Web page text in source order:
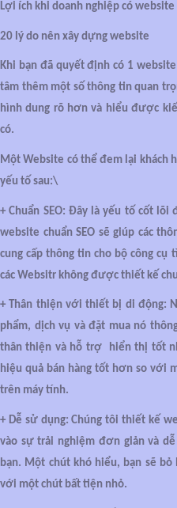
Lợi ích khi doanh nghiệp có website
20 lý do nên xây dựng website
Khi bạn đã quyết định có 1
tâm thêm một số thông tin quan
hình dung rõ hơn và hiểu được
có.
Một Website có thể đem lại khách
yếu tố sau:\
+ Chuẩn SEO: Đây là yếu tố cốt
website chuẩn SEO sẽ giúp các
cung cấp thông tin cho bộ công
các Websitr không được thiết kế
+ Thân thiện với thiết bị di động:
phẩm, dịch vụ và đặt mua nó
thân thiện và hỗ trợ hiển thị tốt
hiệu quả bán hàng tốt hơn so
trên máy tính.
+ Dễ sử dụng: Chúng tôi thiết kế
vào sự trải nghiệm đơn giản và
bạn. Một chút khó hiểu, bạn sẽ
với một chút bất tiện nhỏ.